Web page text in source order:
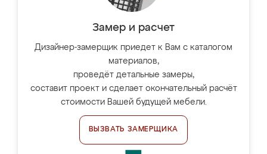
Замер и расчет
Дизайнер-замерщик приедет к Вам с каталогом
материалов,
проведёт детальные замеры,
составит проект и сделает окончательный расчёт
стоимости Вашей будущей мебели.
ВЫЗВАТЬ ЗАМЕРЩИКА